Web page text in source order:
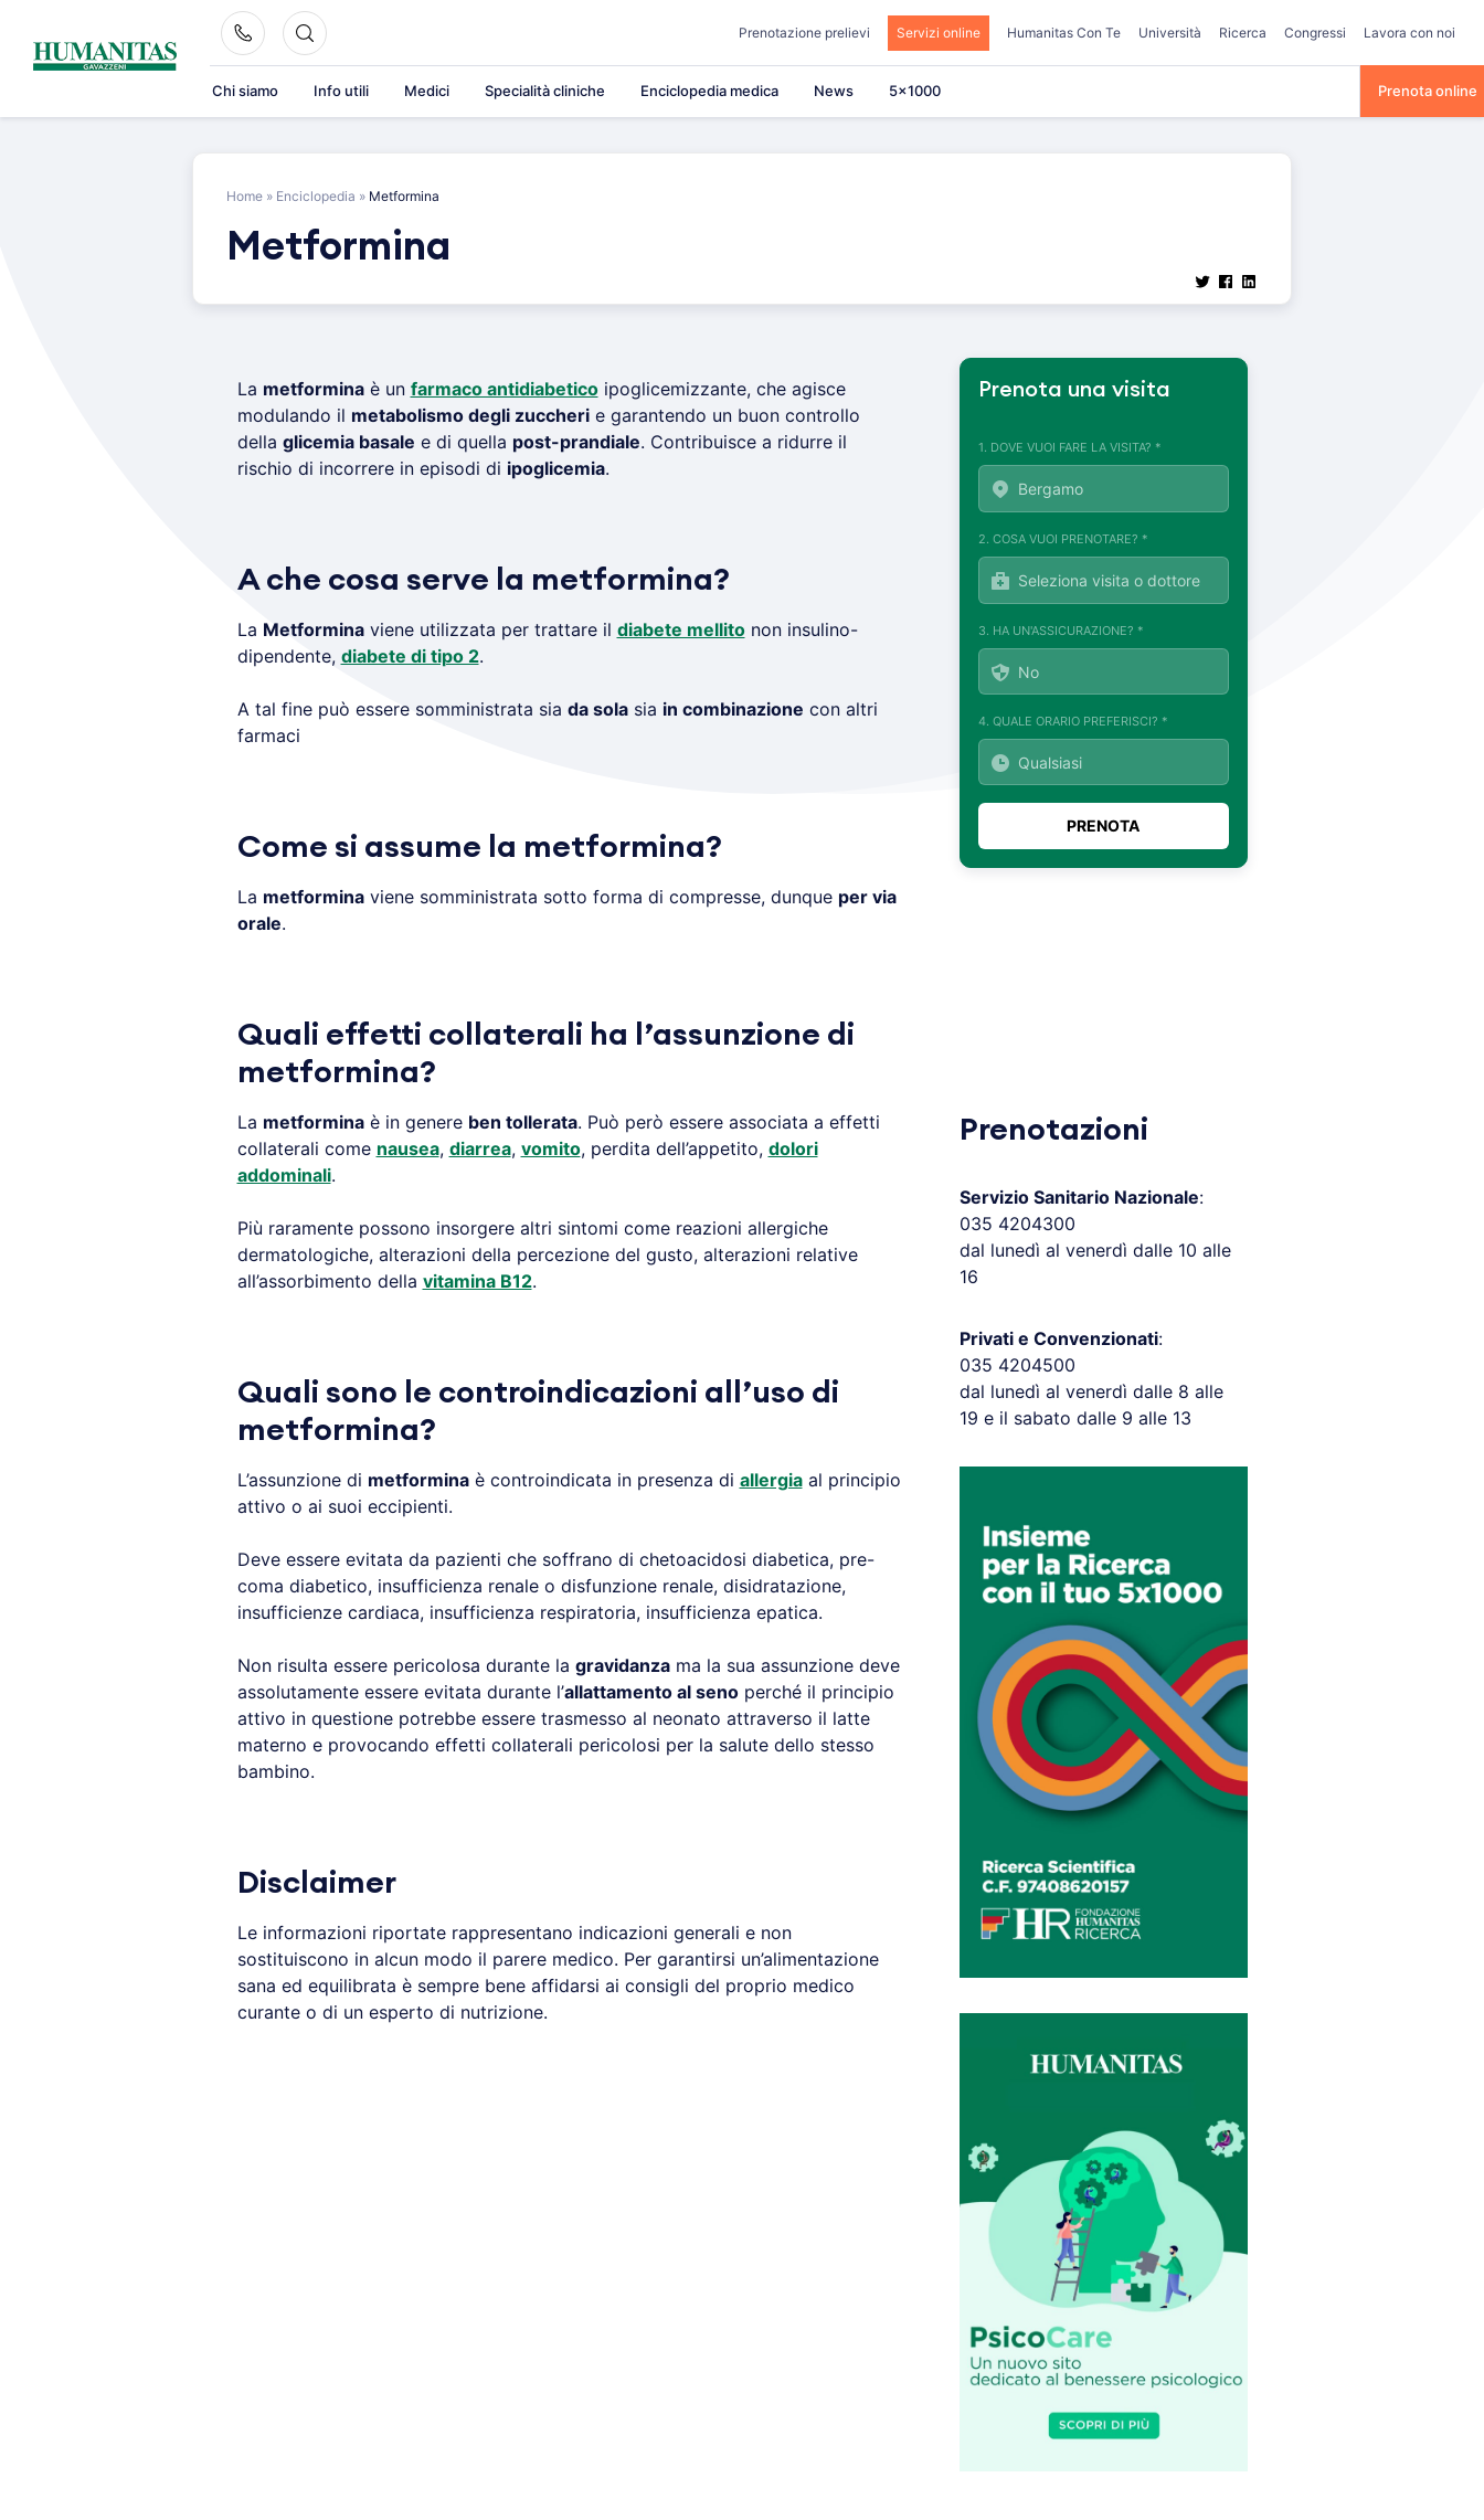
content
Prenotazione prelievi Servizi online Humanitas Con Te Università Ricerca Congressi Lavora con noi
Chi siamo Info utili Medici Specialità cliniche Enciclopedia medica News 5×1000 Prenota online
Home » Enciclopedia » Metformina
Metformina
La metforminaè un farmaco antidiabeticoipoglicemizzante, che agisce
modulando il metabolismo degli zuccherie garantendo un buon controllo
della glicemia basale e di quella post-prandiale. Contribuisce a ridurre il
rischio di incorrere in episodi di ipoglicemia.
A che cosa serve la metformina?
La Metforminaviene utilizzata per trattare il diabete mellitonon insulino-
dipendente, diabete di tipo 2.
A tal fine può essere somministrata sia da solasia in combinazione con altri
farmaci
Come si assume la metformina?
La metforminaviene somministrata sotto forma di compresse, dunque per via
orale.
Quali effetti collaterali ha l’assunzione di
metformina?
La metforminaè in genere ben tollerata. Può però essere associata a effetti
collaterali come nausea, diarrea, vomito, perdita dell’appetito, dolori
addominali.
Più raramente possono insorgere altri sintomi come reazioni allergiche
dermatologiche, alterazioni della percezione del gusto, alterazioni relative
all’assorbimento della vitamina B12.
Quali sono le controindicazioni all’uso di
metformina?
L’assunzione di metforminaè controindicata in presenza di allergiaal principio
attivo o ai suoi eccipienti.
Deve essere evitata da pazienti che soffrano di chetoacidosi diabetica, pre-
coma diabetico, insufficienza renale o disfunzione renale, disidratazione,
insufficienze cardiaca, insufficienza respiratoria, insufficienza epatica.
Non risulta essere pericolosa durante la gravidanzama la sua assunzione deve
assolutamente essere evitata durante l’allattamento al senoperché il principio
attivo in questione potrebbe essere trasmesso al neonato attraverso il latte
materno e provocando effetti collaterali pericolosi per la salute dello stesso
bambino.
Disclaimer
Le informazioni riportate rappresentano indicazioni generali e non
sostituiscono in alcun modo il parere medico. Per garantirsi un’alimentazione
sana ed equilibrata è sempre bene affidarsi ai consigli del proprio medico
curante o di un esperto di nutrizione.
Prenota una visita
1. DOVE VUOI FARE LA VISITA? *
2. COSA VUOI PRENOTARE? *
3. HA UN'ASSICURAZIONE? *
4. QUALE ORARIO PREFERISCI? *
Prenotazioni
Servizio Sanitario Nazionale:
035 4204300
dal lunedì al venerdì dalle 10 alle
16
Privati e Convenzionati:
035 4204500
dal lunedì al venerdì dalle 8 alle
19 e il sabato dalle 9 alle 13